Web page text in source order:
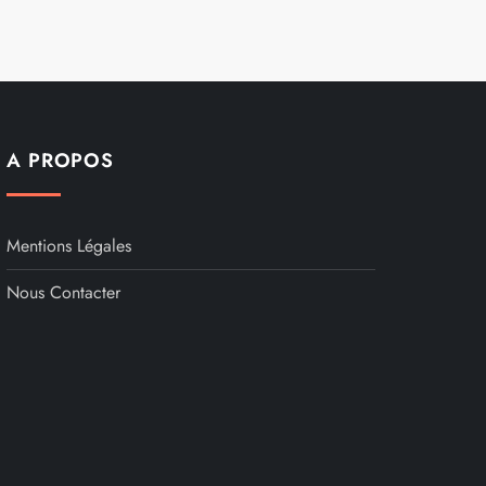
A PROPOS
Mentions Légales
Nous Contacter